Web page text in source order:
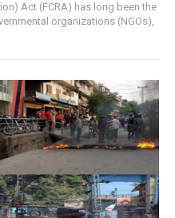
Act (FCRA) has long been the
organizations (NGOs),